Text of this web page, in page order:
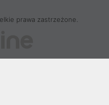
prawa zastrzeżone.